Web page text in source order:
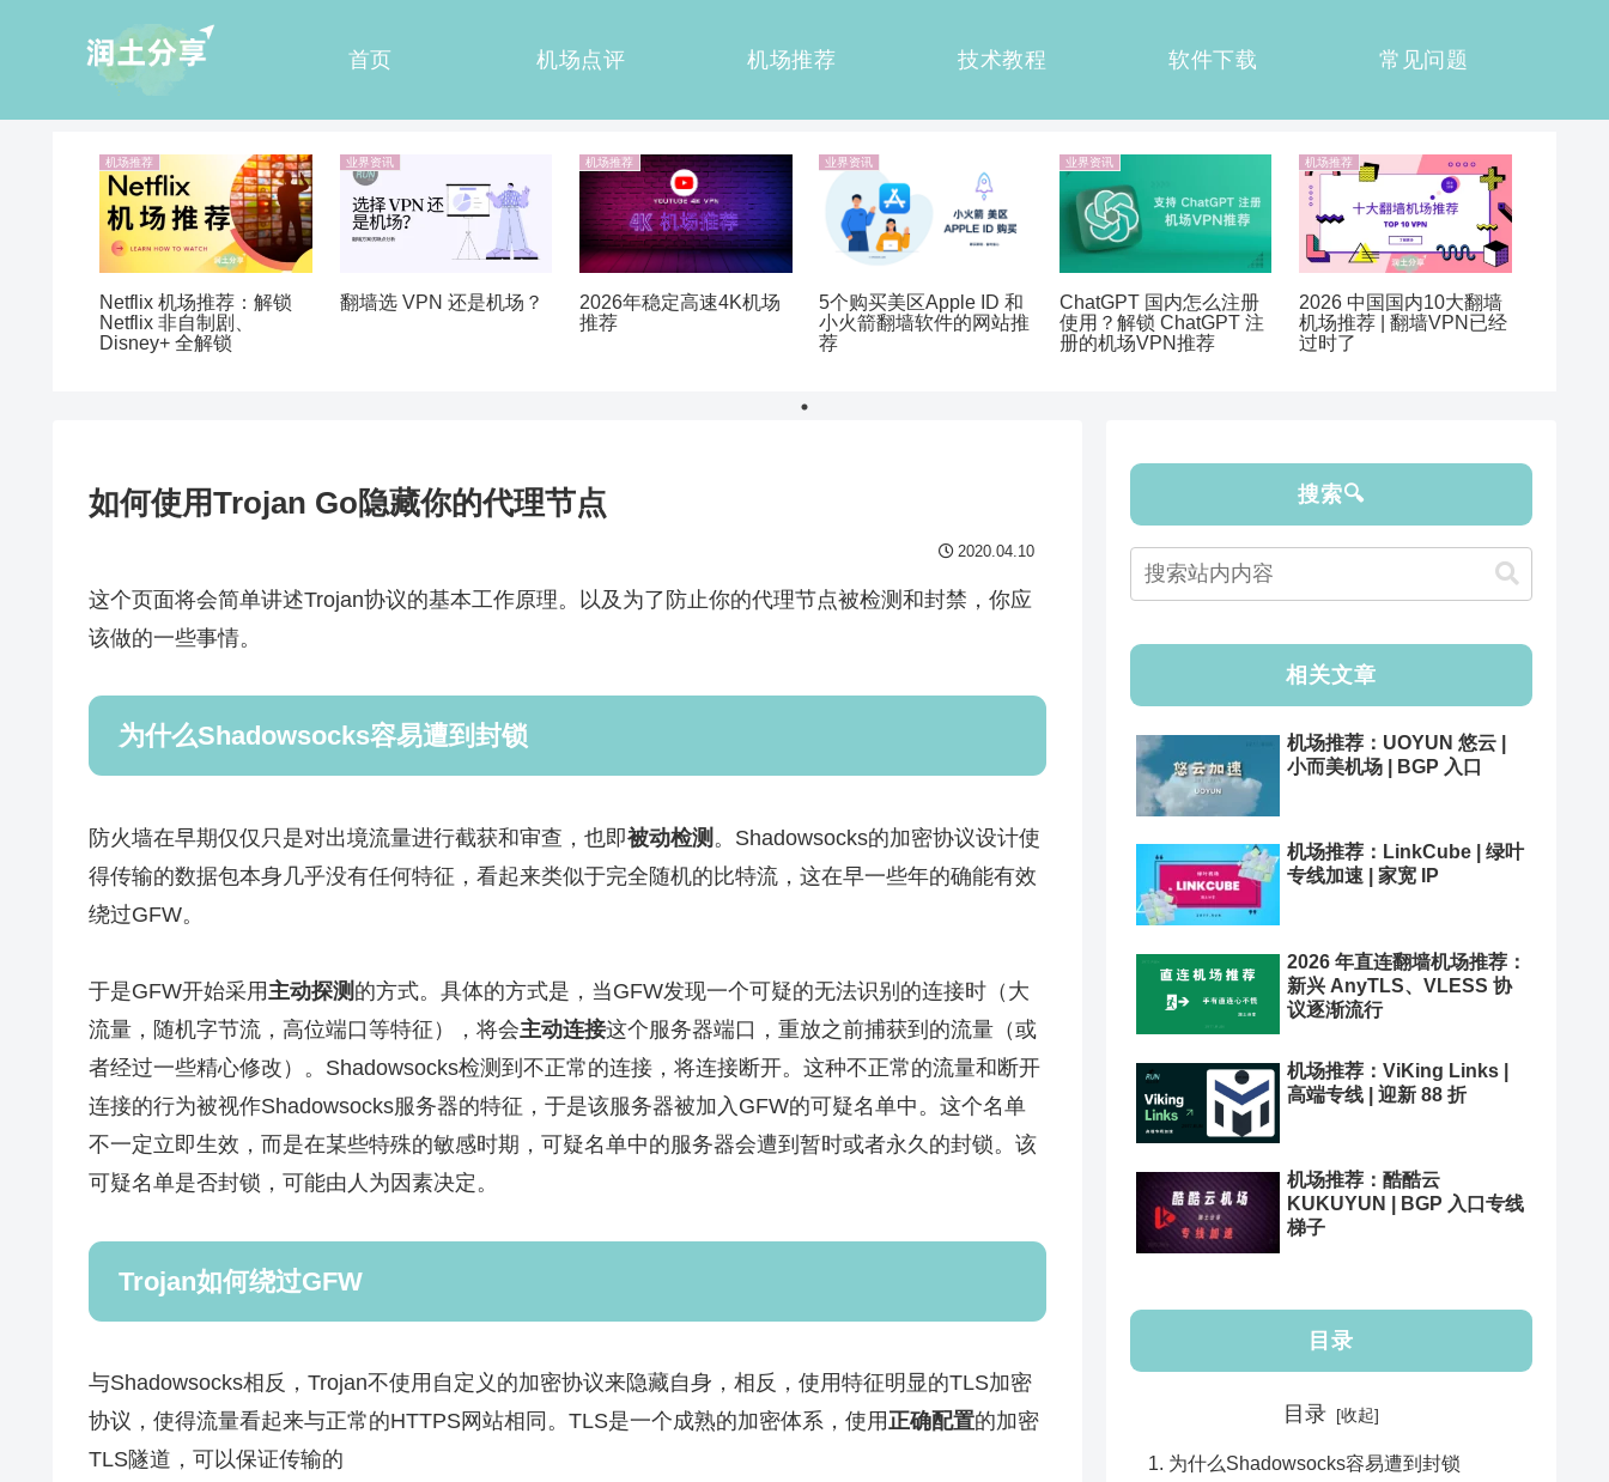
首页 机场点评 机场推荐 技术教程 软件下载 常见问题
机场推荐
Netflix 机场推荐：解锁
Netflix 非自制剧、
Disney+ 全解锁
业界资讯
翻墙选 VPN 还是机场？
机场推荐
2026年稳定高速4K机场
推荐
业界资讯
5个购买美区Apple ID 和
小火箭翻墙软件的网站推
荐
业界资讯
ChatGPT 国内怎么注册
使用？解锁 ChatGPT 注
册的机场VPN推荐
机场推荐
2026 中国国内10大翻墙
机场推荐 | 翻墙VPN已经
过时了
如何使用Trojan Go隐藏你的代理节点
2020.04.10
这个页面将会简单讲述Trojan协议的基本工作原理。以及为了防止你的代理节点被检测和封禁，你应
该做的一些事情。
为什么Shadowsocks容易遭到封锁
防火墙在早期仅仅只是对出境流量进行截获和审查，也即被动检测 。Shadowsocks的加密协议设计使
得传输的数据包本身几乎没有任何特征，看起来类似于完全随机的比特流，这在早一些年的确能有效
绕过GFW。
于是GFW开始采用主动探测 的方式。具体的方式是，当GFW发现一个可疑的无法识别的连接时（大
流量，随机字节流，高位端口等特征），将会主动连接这个服务器端口，重放之前捕获到的流量（或
者经过一些精心修改）。Shadowsocks检测到不正常的连接，将连接断开。这种不正常的流量和断开
连接的行为被视作Shadowsocks服务器的特征，于是该服务器被加入GFW的可疑名单中。这个名单
不一定立即生效，而是在某些特殊的敏感时期，可疑名单中的服务器会遭到暂时或者永久的封锁。该
可疑名单是否封锁，可能由人为因素决定。
Trojan如何绕过GFW
与Shadowsocks相反，Trojan不使用自定义的加密协议来隐藏自身，相反，使用特征明显的TLS加密
协议，使得流量看起来与正常的HTTPS网站相同。TLS是一个成熟的加密体系，使用正确配置的加密
TLS隧道，可以保证传输的
搜索🔍
相关文章
机场推荐：UOYUN 悠云 |
小而美机场 | BGP 入口
机场推荐：LinkCube | 绿叶
专线加速 | 家宽 IP
2026 年直连翻墙机场推荐：
新兴 AnyTLS、VLESS 协
议逐渐流行
机场推荐：ViKing Links |
高端专线 | 迎新 88 折
机场推荐：酷酷云
KUKUYUN | BGP 入口专线
梯子
目录
目录
为什么Shadowsocks容易遭到封锁